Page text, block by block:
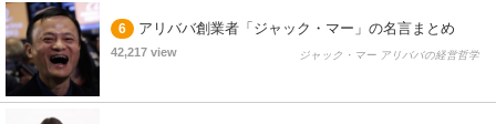
6 アリババ創業者「ジャック・マー」の名言まとめ
42,217 view ジャック・マー アリババの経営哲学